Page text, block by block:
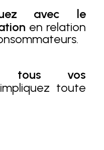
avec le
en relation
tous vos
toute